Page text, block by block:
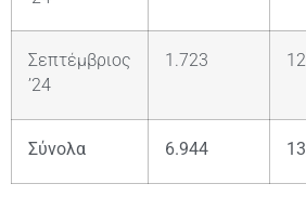
Σεπτέμβριος
’24
1.723
Σύνολα 6.944